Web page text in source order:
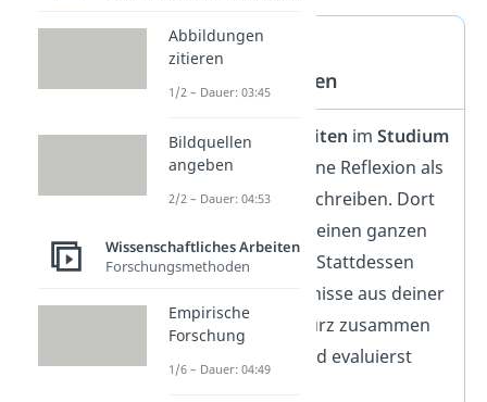
Reflexionen bei
Abschlussarbeiten
BeiAbschlussarbeiten im Studium
musst du häufig eine Reflexion als
Teil deinesFazits
schreiben. Dort
schreibst du also keinen ganzen
Reflexionsbericht! Stattdessen
fasst du die Ergebnisse aus deiner
Abschlussarbeit kurz zusammen
und reflektierst und evaluierst
Abbildungen
zitieren
1/2 – Dauer: 03:45
Bildquellen
angeben
2/2 – Dauer: 04:53
Wissenschaftliches Arbeiten
Forschungsmethoden
Empirische
Forschung
1/6 – Dauer: 04:49